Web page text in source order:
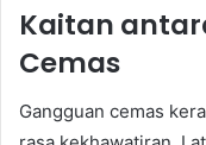
Kaitan
Cemas
Gangguan cemas